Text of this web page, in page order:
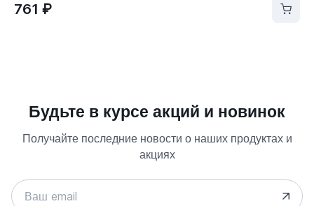
761 ₽
Будьте в курсе акций и новинок
Получайте последние новости о наших продуктах и
акциях